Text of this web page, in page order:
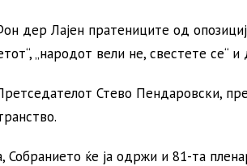
дер Лајен пратениците од
„народот вели не, свестете се“ и
Стево Пендаровски,
ќе ја одржи и 81-та